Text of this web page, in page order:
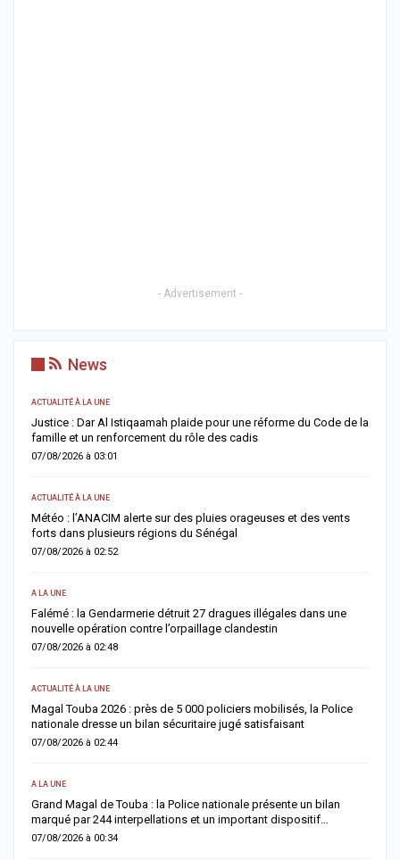
- Advertisement -
News
ACTUALITÉ À LA UNE
Justice : Dar Al Istiqaamah plaide pour une réforme du Code de la
famille et un renforcement du rôle des cadis
07/08/2026 à 03:01
ACTUALITÉ À LA UNE
Météo : l’ANACIM alerte sur des pluies orageuses et des vents
forts dans plusieurs régions du Sénégal
07/08/2026 à 02:52
A LA UNE
Falémé : la Gendarmerie détruit 27 dragues illégales dans une
nouvelle opération contre l’orpaillage clandestin
07/08/2026 à 02:48
ACTUALITÉ À LA UNE
Magal Touba 2026 : près de 5 000 policiers mobilisés, la Police
nationale dresse un bilan sécuritaire jugé satisfaisant
07/08/2026 à 02:44
A LA UNE
Grand Magal de Touba : la Police nationale présente un bilan
marqué par 244 interpellations et un important dispositif…
07/08/2026 à 00:34